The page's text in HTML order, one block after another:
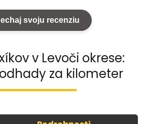
svoju recenziu
v Levoči okrese:
za kilometer